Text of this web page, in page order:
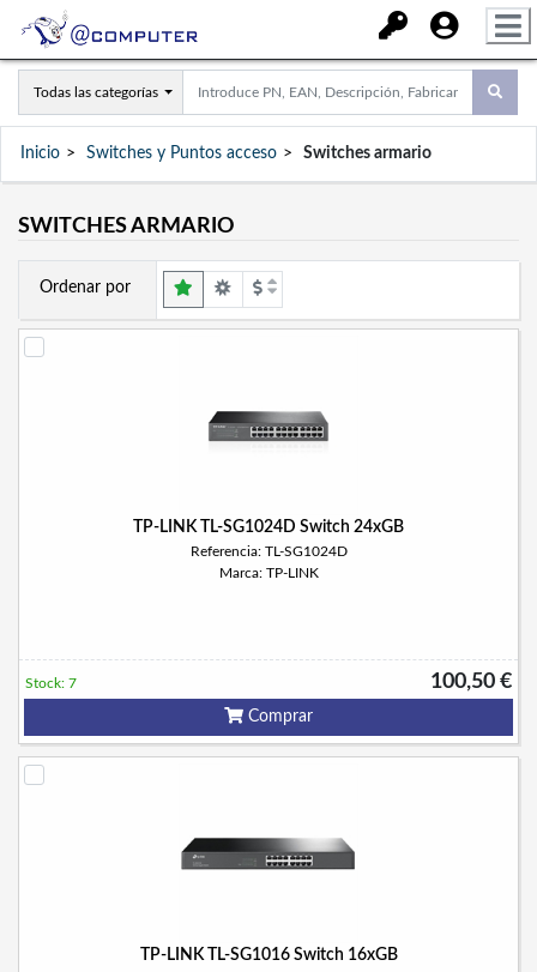
Todas las categorías
Inicio Switches y Puntos acceso Switches armario
SWITCHES ARMARIO
Ordenar por
TP-LINK TL-SG1024D Switch 24xGB
Referencia: TL-SG1024D
Marca: TP-LINK
100,50 €
Stock: 7
Comprar
TP-LINK TL-SG1016 Switch 16xGB